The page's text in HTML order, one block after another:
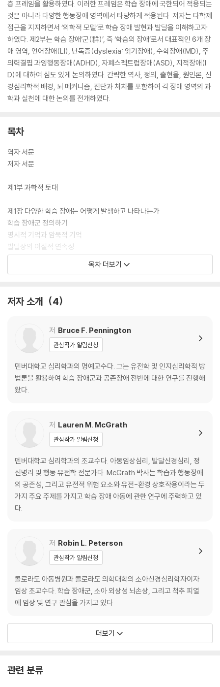
층 프레임을 활용하였다. 이러한 프레임은 학습 장애에 국한되어 적용되는
것은 아니라 다양한 행동장애 영역에서 타당하게 적용된다. 저자는 다학제
접근을 지지하면서 ‘의학적 모델’로 학습 장애 발현과 발달을 이해하고자
하였다. 제2부는 학습 장애‘군(群)’, 즉 ‘학습의 장애’로서 대표적인 6개 장
애 영역, 언어장애(LI), 난독증(dyslexia: 읽기장애), 수학장애(MD), 주
의력결핍 과잉행동장애(ADHD), 자폐스펙트럼장애(ASD), 지적장애(I
D)에 대하여 심도 있게 논의하였다. 간략한 역사, 정의, 출현율, 원인론, 신
경심리학적 배경, 뇌 메커니즘, 진단과 처치를 포함하여 각 장애 영역의 과
학과 실천에 대한 논의를 전개하였다.
목차
역자 서문
저자 서문
제1부 과학적 토대
제1장 다양한 학습 장애는 어떻게 발생하고 나타나는가
학습 장애군 정의하기
명시적 기억과 암묵적 기억
발달상의 이질적 연속성
다수준 프레임
제2장 학습 장애의 병인론
ACE 모델 이후 설명: 유전-환경 상호작용
누락된 유전가능성?
제3장 학습 장애 뇌 메커니즘
연결성 분석
제4장 신경심리 구인
학습 장애에서 초기 학습의 손상이란 무엇인가
심리측정학적 인지 구인
학습 장애군의 일반 대 특수 인지 결손
g는 무엇인가
인지 신경과학 구인
신경심리학을 넘어서
발달 신경심리학
제6장 특정학습장애: DSM-5 이후
제7장 평가에서의 증거 기반 실제
발달사
목차 더보기
저자 소개 4
저 Bruce F. Pennington
관심작가 알림신청
덴버대학교 심리학과의 명예교수다. 그는 유전학 및 인지심리학적 방
법론을 활용하여 학습 장애군과 공존장애 전반에 대한 연구를 진행해
왔다.
저 Lauren M. McGrath
관심작가 알림신청
덴버대학교 심리학과의 조교수다. 아동임상심리, 발달신경심리, 정
신병리 및 행동 유전학 전문가다. McGrath 박사는 학습과 행동장애
의 공존성, 그리고 유전적 위험 요소와 유전-환경 상호작용이라는 두
가지 주요 주제를 가지고 학습 장애 아동에 관한 연구에 주력하고 있
다.
저 Robin L. Peterson
관심작가 알림신청
콜로라도 아동병원과 콜로라도 의학대학의 소아신경심리학자이자
임상 조교수다. 학습 장애군, 소아 외상성 뇌손상, 그리고 척추 피열
에 임상 및 연구 관심을 가지고 있다.
더보기
관련 분류